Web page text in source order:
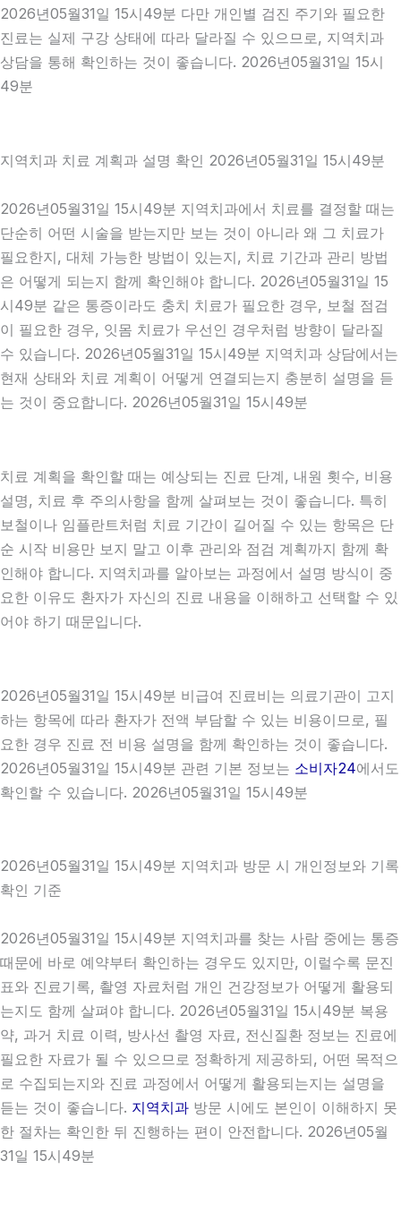
2026년05월31일 15시49분 다만 개인별 검진 주기와 필요한
진료는 실제 구강 상태에 따라 달라질 수 있으므로, 지역치과
상담을 통해 확인하는 것이 좋습니다. 2026년05월31일 15시
49분
지역치과 치료 계획과 설명 확인 2026년05월31일 15시49분
2026년05월31일 15시49분 지역치과에서 치료를 결정할 때는
단순히 어떤 시술을 받는지만 보는 것이 아니라 왜 그 치료가
필요한지, 대체 가능한 방법이 있는지, 치료 기간과 관리 방법
은 어떻게 되는지 함께 확인해야 합니다. 2026년05월31일 15
시49분 같은 통증이라도 충치 치료가 필요한 경우, 보철 점검
이 필요한 경우, 잇몸 치료가 우선인 경우처럼 방향이 달라질
수 있습니다. 2026년05월31일 15시49분 지역치과 상담에서는
현재 상태와 치료 계획이 어떻게 연결되는지 충분히 설명을 듣
는 것이 중요합니다. 2026년05월31일 15시49분
치료 계획을 확인할 때는 예상되는 진료 단계, 내원 횟수, 비용
설명, 치료 후 주의사항을 함께 살펴보는 것이 좋습니다. 특히
보철이나 임플란트처럼 치료 기간이 길어질 수 있는 항목은 단
순 시작 비용만 보지 말고 이후 관리와 점검 계획까지 함께 확
인해야 합니다. 지역치과를 알아보는 과정에서 설명 방식이 중
요한 이유도 환자가 자신의 진료 내용을 이해하고 선택할 수 있
어야 하기 때문입니다.
2026년05월31일 15시49분 비급여 진료비는 의료기관이 고지
하는 항목에 따라 환자가 전액 부담할 수 있는 비용이므로, 필
요한 경우 진료 전 비용 설명을 함께 확인하는 것이 좋습니다.
2026년05월31일 15시49분 관련 기본 정보는 소비자24에서도
확인할 수 있습니다. 2026년05월31일 15시49분
2026년05월31일 15시49분 지역치과 방문 시 개인정보와 기록
확인 기준
2026년05월31일 15시49분 지역치과를 찾는 사람 중에는 통증
때문에 바로 예약부터 확인하는 경우도 있지만, 이럴수록 문진
표와 진료기록, 촬영 자료처럼 개인 건강정보가 어떻게 활용되
는지도 함께 살펴야 합니다. 2026년05월31일 15시49분 복용
약, 과거 치료 이력, 방사선 촬영 자료, 전신질환 정보는 진료에
필요한 자료가 될 수 있으므로 정확하게 제공하되, 어떤 목적으
로 수집되는지와 진료 과정에서 어떻게 활용되는지는 설명을
듣는 것이 좋습니다. 지역치과 방문 시에도 본인이 이해하지 못
한 절차는 확인한 뒤 진행하는 편이 안전합니다. 2026년05월
31일 15시49분